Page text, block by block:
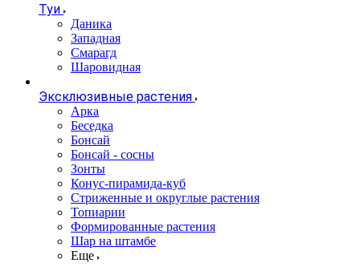
Туи
Даника
Западная
Смарагд
Шаровидная
Эксклюзивные растения
Арка
Беседка
Бонсай
Бонсай - сосны
Зонты
Конус-пирамида-куб
Стриженные и округлые растения
Топиарии
Формированные растения
Шар на штамбе
Еще